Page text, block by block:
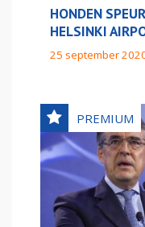
HONDEN
HELSINKI
25 september